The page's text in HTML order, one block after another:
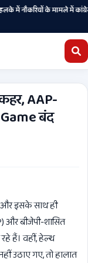
नौकरियों के मामले में कांग्रेसी
AAP-
बंद
और इसके साथ ही
और बीजेपी-शासित
हैं। वहीं, हेल्थ
उठाए गए, तो हालात